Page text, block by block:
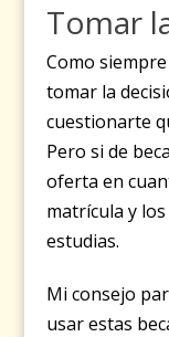
Tomar
Como
tomar la
cuestionarte
Pero si de
oferta en
matrícula y
estudias.
Mi consejo
usar estas